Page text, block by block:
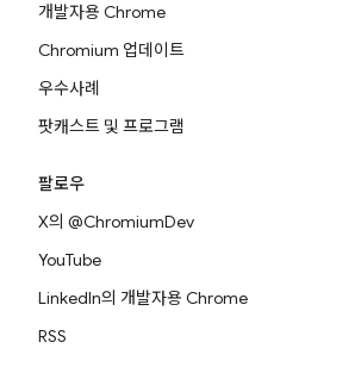
개발자용 Chrome
Chromium 업데이트
우수사례
팟캐스트 및 프로그램
팔로우
X의 @ChromiumDev
YouTube
LinkedIn의 개발자용 Chrome
RSS